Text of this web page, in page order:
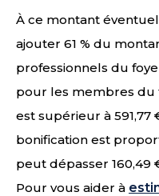
À ce montant
ajouter 61 % du
professionnels du
pour les membres du
est supérieur à 591,77
bonification est
peut dépasser 160,49
Pour vous aider à